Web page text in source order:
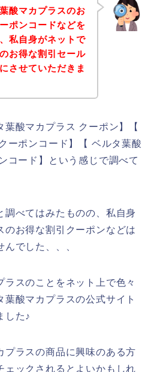
酸マカプラスのお
ポンコードなどを
私自身がネットで
お得な割引セール
させていただきま
葉酸マカプラス クーポン】【
ーポンコード】【 ベルタ葉酸
コード】という感じで調べて
調べてはみたものの、私自身
のお得な割引クーポンなどは
でした、、、
ラスのことをネット上で色々
葉酸マカプラスの公式サイト
した♪
プラスの商品に興味のある方
ェックされるとよいかもしれ